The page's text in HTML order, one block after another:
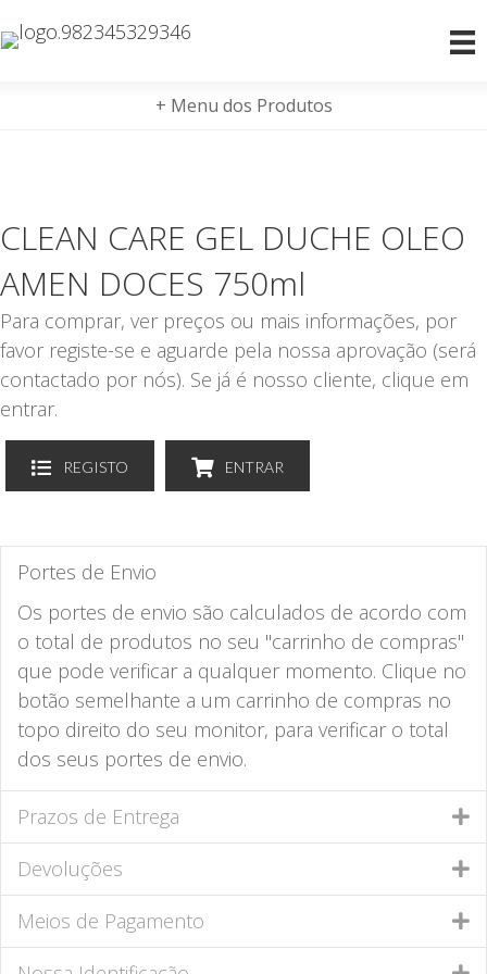
+ Menu dos Produtos
CLEAN CARE GEL DUCHE OLEO
AMEN DOCES 750ml
Para comprar, ver preços ou mais informações, por
favor registe-se e aguarde pela nossa aprovação (será
contactado por nós). Se já é nosso cliente, clique em
entrar.
REGISTO ENTRAR
Portes de Envio
Os portes de envio são calculados de acordo com
o total de produtos no seu "carrinho de compras"
que pode verificar a qualquer momento. Clique no
botão semelhante a um carrinho de compras no
topo direito do seu monitor, para verificar o total
dos seus portes de envio.
Prazos de Entrega
Devoluções
Meios de Pagamento